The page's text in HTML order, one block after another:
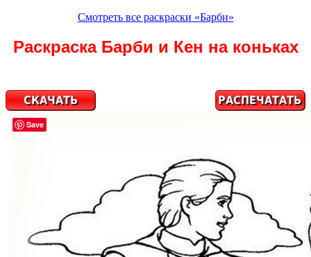
Смотреть все раскраски «Барби»
Раскраска Барби и Кен на коньках
Save